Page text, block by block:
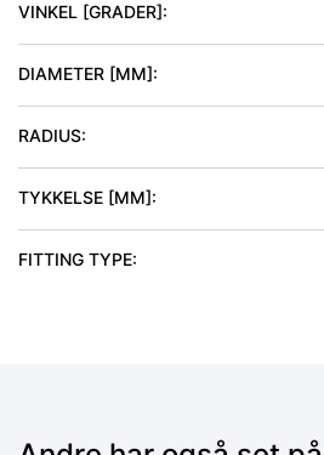
VINKEL [GRADER]:
DIAMETER [MM]:
RADIUS:
TYKKELSE [MM]:
FITTING TYPE: